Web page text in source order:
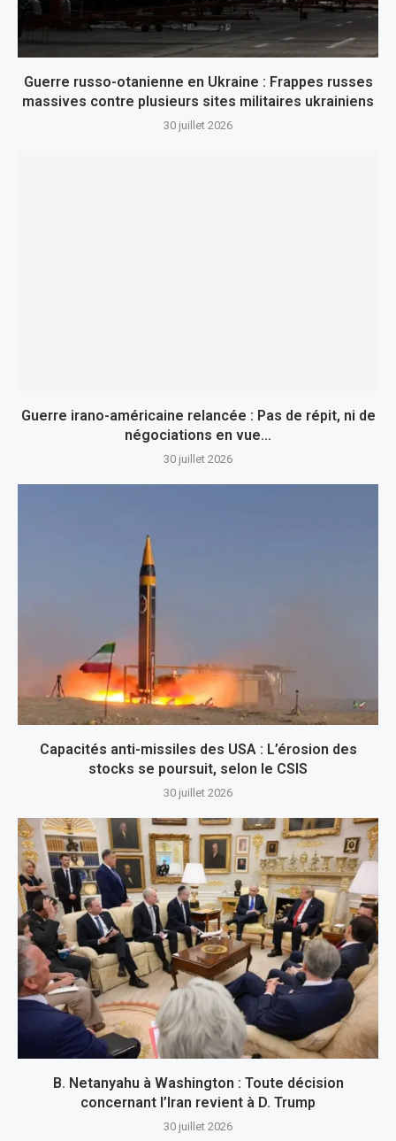
Guerre russo-otanienne en Ukraine : Frappes russes
massives contre plusieurs sites militaires ukrainiens
30 juillet 2026
Guerre irano-américaine relancée : Pas de répit, ni de
négociations en vue…
30 juillet 2026
Capacités anti-missiles des USA : L’érosion des
stocks se poursuit, selon le CSIS
30 juillet 2026
B. Netanyahu à Washington : Toute décision
concernant l’Iran revient à D. Trump
30 juillet 2026